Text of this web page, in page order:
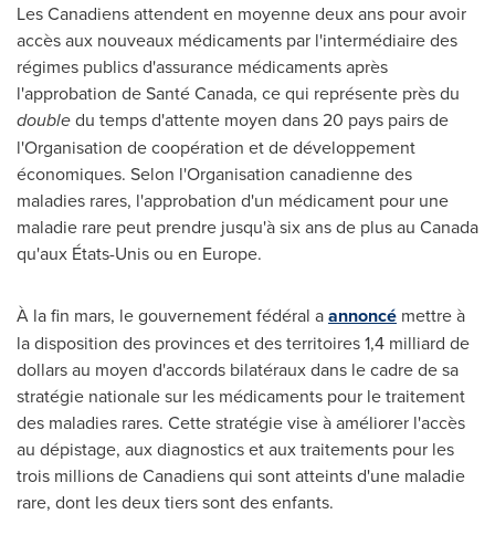
Les Canadiens attendent en moyenne deux ans pour avoir
accès aux nouveaux médicaments par l'intermédiaire des
régimes publics d'assurance médicaments après
l'approbation de Santé Canada, ce qui représente près du
doubledu temps d'attente moyen dans 20 pays pairs de
l'Organisation de coopération et de développement
économiques. Selon l'Organisation canadienne des
maladies rares, l'approbation d'un médicament pour une
maladie rare peut prendre jusqu'à six ans de plus au Canada
qu'aux États-Unis ou en Europe.
À la fin mars, le gouvernement fédéral aannoncé mettre à
la disposition des provinces et des territoires 1,4 milliard de
dollars au moyen d'accords bilatéraux dans le cadre de sa
stratégie nationale sur les médicaments pour le traitement
des maladies rares. Cette stratégie vise à améliorer l'accès
au dépistage, aux diagnostics et aux traitements pour les
trois millions de Canadiens qui sont atteints d'une maladie
rare, dont les deux tiers sont des enfants.